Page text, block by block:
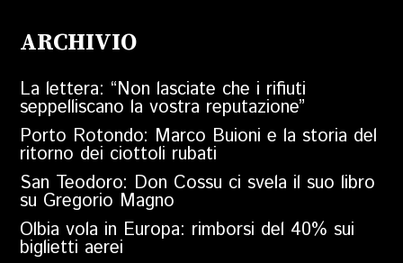
ARCHIVIO
La lettera: “Non lasciate che i rifiuti
seppelliscano la vostra reputazione”
Porto Rotondo: Marco Buioni e la storia del
ritorno dei ciottoli rubati
San Teodoro: Don Cossu ci svela il suo libro
su Gregorio Magno
Olbia vola in Europa: rimborsi del 40% sui
biglietti aerei